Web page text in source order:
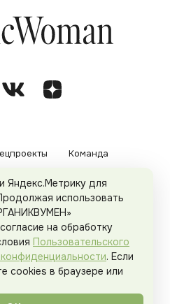
Команда
конфиденциальности
соглашение
. Все права защищены.
Яндекс.Метрику для
использовать
на обработку
Пользовательского
. Если
cookies в браузере или